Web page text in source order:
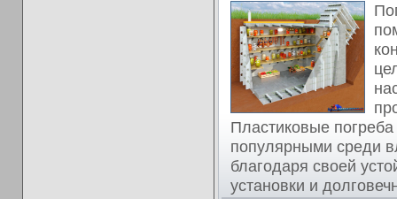
Пластиковые
популярными среди
благодаря своей
установки и